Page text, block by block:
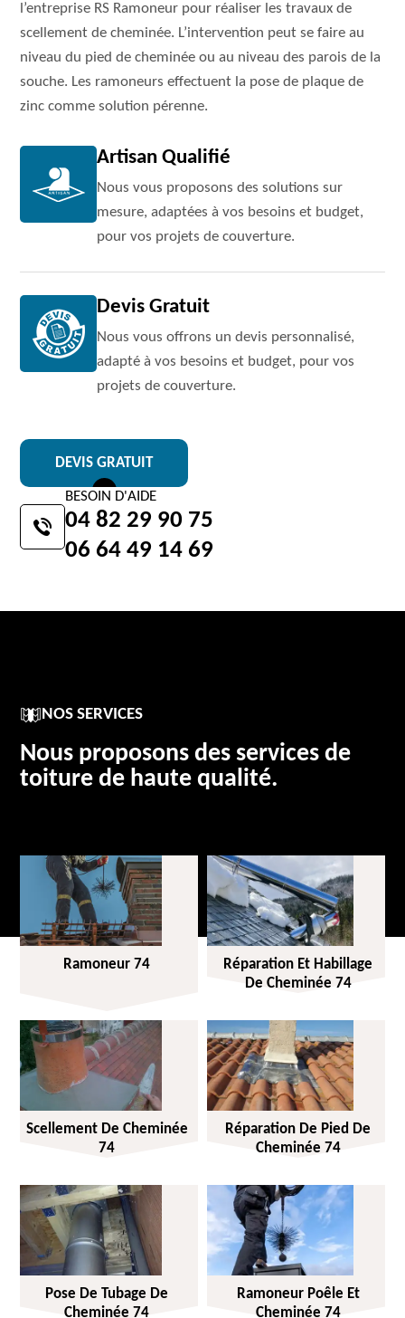
l’entreprise RS Ramoneur pour réaliser les travaux de
scellement de cheminée. L’intervention peut se faire au
niveau du pied de cheminée ou au niveau des parois de la
souche. Les ramoneurs effectuent la pose de plaque de
zinc comme solution pérenne.
Artisan Qualifié
Nous vous proposons des solutions sur
mesure, adaptées à vos besoins et budget,
pour vos projets de couverture.
Devis Gratuit
Nous vous offrons un devis personnalisé,
adapté à vos besoins et budget, pour vos
projets de couverture.
DEVIS GRATUIT
BESOIN D'AIDE
04 82 29 90 75
06 64 49 14 69
NOS SERVICES
Nous proposons des services de
toiture de haute qualité.
Ramoneur 74
Réparation Et Habillage
De Cheminée 74
Scellement De Cheminée
74
Réparation De Pied De
Cheminée 74
Pose De Tubage De
Cheminée 74
Ramoneur Poêle Et
Cheminée 74